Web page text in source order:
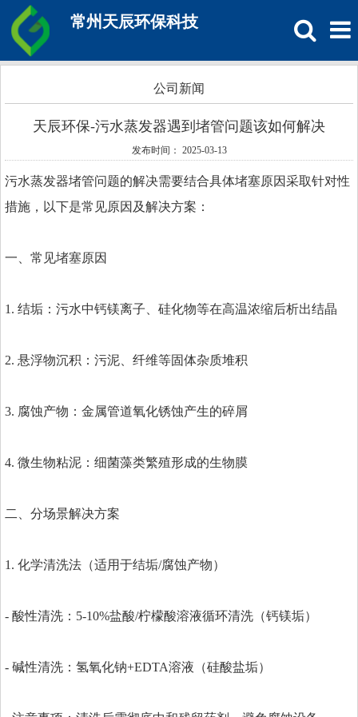
常州天辰环保科技
公司新闻
天辰环保-污水蒸发器遇到堵管问题该如何解决
发布时间： 2025-03-13
污水蒸发器堵管问题的解决需要结合具体堵塞原因采取针对性
措施，以下是常见原因及解决方案：
一、常见堵塞原因
1. 结垢：污水中钙镁离子、硅化物等在高温浓缩后析出结晶
2. 悬浮物沉积：污泥、纤维等固体杂质堆积
3. 腐蚀产物：金属管道氧化锈蚀产生的碎屑
4. 微生物粘泥：细菌藻类繁殖形成的生物膜
二、分场景解决方案
1. 化学清洗法（适用于结垢/腐蚀产物）
- 酸性清洗：5-10%盐酸/柠檬酸溶液循环清洗（钙镁垢）
- 碱性清洗：氢氧化钠+EDTA溶液（硅酸盐垢）